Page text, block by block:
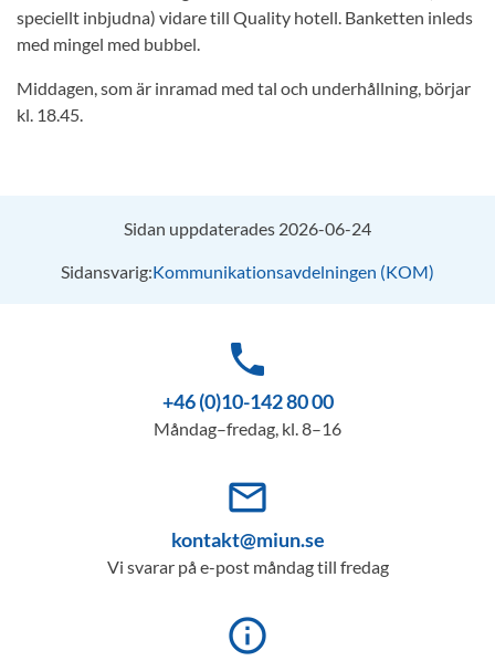
speciellt inbjudna) vidare till Quality hotell. Banketten inleds
med mingel med bubbel.
Middagen, som är inramad med tal och underhållning, börjar
kl. 18.45.
Sidan uppdaterades 2026-06-24
Sidansvarig:Kommunikationsavdelningen (KOM)
phone
+46 (0)10-142 80 00
Måndag–fredag, kl. 8–16
mail_outline
kontakt@miun.se
Vi svarar på e-post måndag till fredag
info_outline